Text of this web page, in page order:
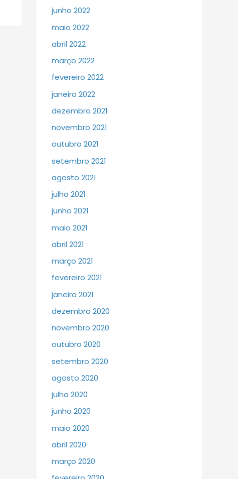
junho 2022
maio 2022
abril 2022
março 2022
fevereiro 2022
janeiro 2022
dezembro 2021
novembro 2021
outubro 2021
setembro 2021
agosto 2021
julho 2021
junho 2021
maio 2021
abril 2021
março 2021
fevereiro 2021
janeiro 2021
dezembro 2020
novembro 2020
outubro 2020
setembro 2020
agosto 2020
julho 2020
junho 2020
maio 2020
abril 2020
março 2020